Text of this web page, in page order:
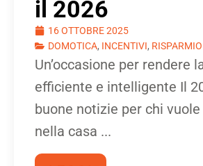
il 2026
16 OTTOBRE 2025
DOMOTICA, INCENTIVI,
Un’occasione per rendere
efficiente e intelligente Il
buone notizie per chi
nella casa ...